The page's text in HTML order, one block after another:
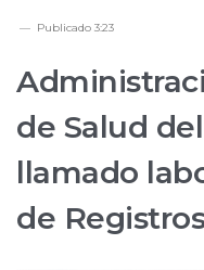
Publicado 3:23
de Salud
llamado
de